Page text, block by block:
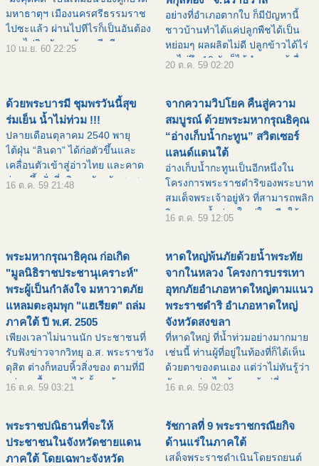
มหาธาตุฯ เมืองนครศรีธรรมราช
ไปซะแล้ว ผ่านไปทีไรก็เป็นอันต้อง
แวะไปกินมังคุดคัดทุกที มีขาย
10 เม.ย. 60 22:25
อย่างที่อำเภอตากใบ ก็มีปัญหานี้
ชาวบ้านทำได้แค่ปลูกพืชได้เป็น
หย่อมๆ ผลผลิตไม่ดี ปลูกข้าวได้ไร่
ละไม่ถึง 10 ถัง ก็ได้นำความรู้เรื่อง
20 ต.ค. 59 02:20
ด้วยพระบารมี ชุมพรวันนี้สุข
ร่มเย็น น้ำไม่ท่วม !!!
ปลายเดือนตุลาคม 2540 พายุ
ไต้ฝุ่น “ลินดา” ได้ก่อตัวขึ้นและ
เคลื่อนตัวเข้าสู่อ่าวไทย และคาด
ว่าจะขึ้นฝั่งที่บริเวณจังหวัดชุมพร
16 ต.ค. 59 21:48
จากความวิปโยค คืนสู่ความ
สมบูรณ์ ด้วยพระมหากรุณธิคุณ
“อ่างเก็บน้ำกะทูน” สวิตเซอร์
แลนด์แดนใต้
อ่างเก็บน้ำกะทูนเป็นอีกหนึ่งใน
โครงการพระราชดำริของพระบาท
สมเด็จพระเจ้าอยู่หัว ที่สามารถพลิก
วิกฤตจากน้ำท่วมใหญ่ในอดีตให้
อธิบายภาพ : pic5803
16 ต.ค. 59 12:05
พระมหากรุณาธิคุณ ก่อเกิด
"มูลนิธิราชประชานุเคราะห์"
พระผู้เป็นกำลังใจ มหาวาตภัย
แหลมตะลุมพุก "แฮเรียต" ถล่ม
ภาคใต้ ปี พ.ศ. 2505
เพียงเวลาไม่นานนัก ประชาชนที่
รับฟังข่าวจากวิทยุ อ.ส. พระราชวัง
ดุสิต ต่างก็หอบหิ้วสิ่งของ ตามที่มี
อยู่และซื้อหามาได้ ทั้งถุงข้าว
เป็นทิว
16 ต.ค. 59 03:21
หาดใหญ่พ้นภัยด้วยน้ำพระทัย
จากในหลวง โครงการบรรเทา
อุทกภัยอำเภอหาดใหญ่ตามแนว
พระราชดำริ อำเภอหาดใหญ่
จังหวัดสงขลา
ที่หาดใหญ่ ที่น้ำท่วมอย่างมากมาย
เช่นนี้ ท่านผู้ที่อยู่ในท้องที่ก็ได้เห็น
ด้วยตาของตนเอง แต่ว่าไม่ทันรู้ว่า
มันมาอย่างไร ถ้าถามผู้อยู่ที่
น
16 ต.ค. 59 02:03
พระราชปณิธานที่จะให้
ประชาชนในจังหวัดชายแดน
ภาคใต้ โดยเฉพาะจังหวัด
รัชกาลที่ 9 พระราชกรณียกิจ
ด้านแร่ในภาคใต้
เสด็จพระราชดำเนินโดยรถยนต์